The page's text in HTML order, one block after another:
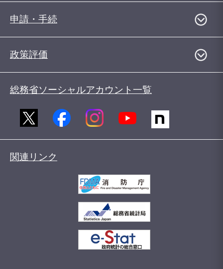
申請・手続
政策評価
総務省ソーシャルアカウント一覧
関連リンク